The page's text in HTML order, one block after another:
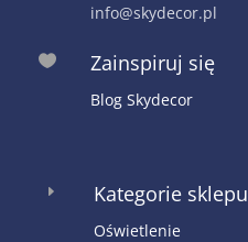
info@skydecor.pl
 Zainspiruj się
Blog Skydecor
E Kategorie sklepu
Oświetlenie